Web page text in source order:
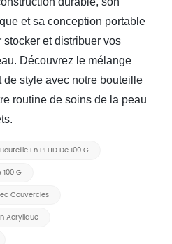
et sa conception portable
et distribuer vos
Découvrez le mélange
de style avec notre bouteille
routine de soins de la peau
Bouteille En PEHD De 100 G
100 G
Couvercles
Acrylique